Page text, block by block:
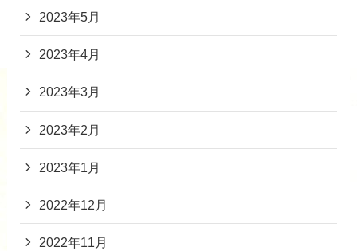
2023年5月
2023年4月
2023年3月
2023年2月
2023年1月
2022年12月
2022年11月